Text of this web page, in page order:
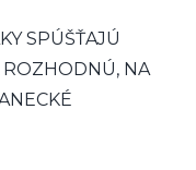
SPÚŠŤAJÚ
ROZHODNÚ, NA